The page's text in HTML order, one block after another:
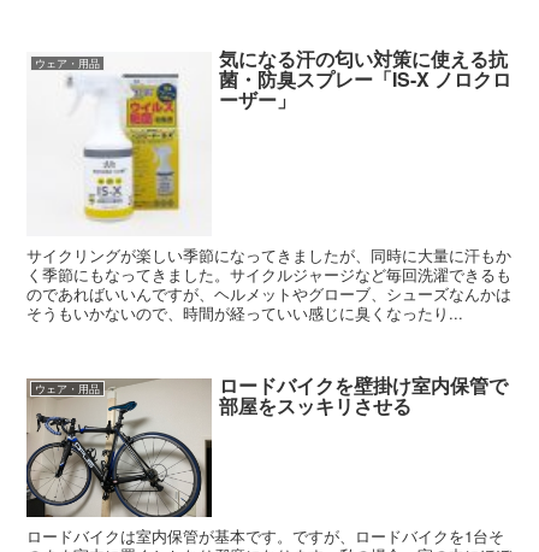
ウェア・用品 気になる汗の匂い対策に使える抗
菌・防臭スプレー「IS-X ノロクロ
ーザー」
サイクリングが楽しい季節になってきましたが、同時に大量に汗もか
く季節にもなってきました。サイクルジャージなど毎回洗濯できるも
のであればいいんですが、ヘルメットやグローブ、シューズなんかは
そうもいかないので、時間が経っていい感じに臭くなったり...
ウェア・用品 ロードバイクを壁掛け室内保管で
部屋をスッキリさせる
ロードバイクは室内保管が基本です。ですが、ロードバイクを1台そ